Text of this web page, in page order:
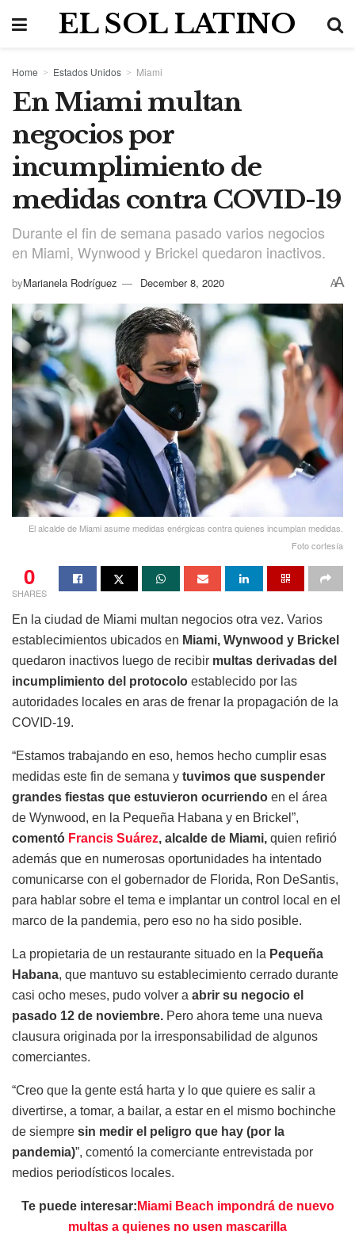
EL SOL LATINO
Home Estados Unidos Miami
En Miami multan
negocios por
incumplimiento de
medidas contra COVID-19
Durante el fin de semana pasado varios negocios
en Miami, Wynwood y Brickel quedaron inactivos.
byMarianela Rodríguez December 8, 2020 AA
El alcalde de Miami asume medidas enérgicas contra quienes incumplan medidas.
Foto cortesía
0
SHARES
En la ciudad de Miami multan negocios otra vez. Varios
establecimientos ubicados en Miami, Wynwood y Brickel
quedaron inactivos luego de recibir multas derivadas del
incumplimiento del protocolo establecido por las
autoridades locales en aras de frenar la propagación de la
COVID-19.
“Estamos trabajando en eso, hemos hecho cumplir esas
medidas este fin de semana y tuvimos que suspender
grandes fiestas que estuvieron ocurriendo en el área
de Wynwood, en la Pequeña Habana y en Brickel”,
comentó Francis Suárez, alcalde de Miami, quien refirió
además que en numerosas oportunidades ha intentado
comunicarse con el gobernador de Florida, Ron DeSantis,
para hablar sobre el tema e implantar un control local en el
marco de la pandemia, pero eso no ha sido posible.
La propietaria de un restaurante situado en la Pequeña
Habana, que mantuvo su establecimiento cerrado durante
casi ocho meses, pudo volver a abrir su negocio el
pasado 12 de noviembre. Pero ahora teme una nueva
clausura originada por la irresponsabilidad de algunos
comerciantes.
“Creo que la gente está harta y lo que quiere es salir a
divertirse, a tomar, a bailar, a estar en el mismo bochinche
de siempre sin medir el peligro que hay (por la
pandemia)”, comentó la comerciante entrevistada por
medios periodísticos locales.
Te puede interesar: Miami Beach impondrá de nuevo
multas a quienes no usen mascarilla